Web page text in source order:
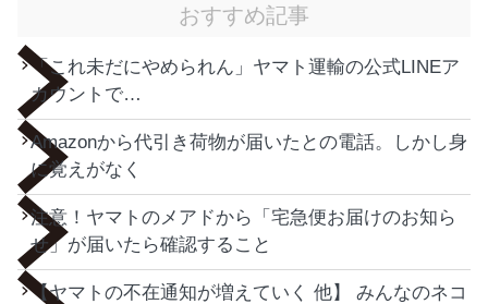
おすすめ記事
「これ未だにやめられん」ヤマト運輸の公式LINEア
カウントで…
Amazonから代引き荷物が届いたとの電話。しかし身
に覚えがなく
注意！ヤマトのメアドから「宅急便お届けのお知ら
せ」が届いたら確認すること
【ヤマトの不在通知が増えていく 他】 みんなのネコ